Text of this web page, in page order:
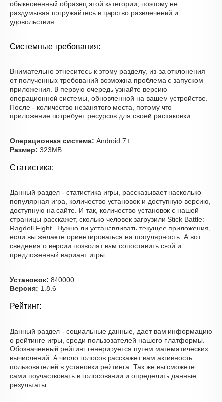
обыкновенный образец этой категории, поэтому не
раздумывая погружайтесь в царство развлечений и
удовольствия.
Системные требования:
Внимательно отнеситесь к этому разделу, из-за отклонения
от полученных требований возможна проблема с запуском
приложения. В первую очередь узнайте версию
операционной системы, обновленной на вашем устройстве.
После - количество незанятого места, потому что
приложение потребует ресурсов для своей распаковки.
Операционная система: Android 7+
Размер: 323MB
Статистика:
Данный раздел - статистика игры, рассказывает насколько
популярная игра, количество установок и доступную версию,
доступную на сайте. И так, количество установок с нашей
страницы расскажет, сколько человек загрузили Stick Battle:
Ragdoll Fight . Нужно ли устанавливать текущее приложения,
если вы желаете ориентироваться на популярность. А вот
сведения о версии позволят вам сопоставить свой и
предложенный вариант игры.
Установок: 840000
Версия: 1.8.6
Рейтинг:
Данный раздел - социальные данные, дает вам информацию
о рейтинге игры, среди пользователей нашего платформы.
Обозначенный рейтинг генерируется путем математических
вычислений. А число голосов расскажет вам активность
пользователей в установки рейтинга. Так же вы сможете
сами поучаствовать в голосовании и определить данные
результаты.